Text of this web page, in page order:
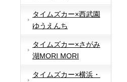
タイムズカー×西武園
ゆうえんち
タイムズカー×さがみ
湖MORI MORI
タイムズカー×横浜・